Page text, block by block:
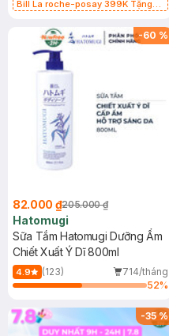
Bill La roche-posay 399K Tặng
(SL có hạn)
-60 %
82.000 ₫205.000 ₫
Hatomugi
Sữa Tắm Hatomugi Dưỡng Ẩm
Chiết Xuất Ý Dĩ 800ml
4.9 (123)
714/tháng
52%
-35%